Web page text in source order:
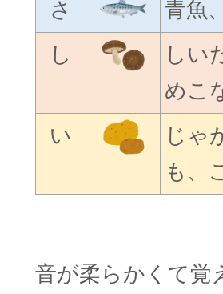
さ
青魚
し
しい
めこ
い
じゃ
も、
音が柔らかくて覚